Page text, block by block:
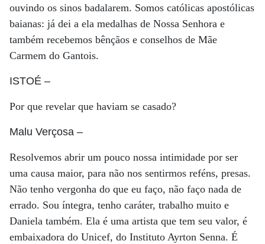
ouvindo os sinos badalarem. Somos católicas apostólicas
baianas: já dei a ela medalhas de Nossa Senhora e
também recebemos bênçãos e conselhos de Mãe
Carmem do Gantois.
ISTOÉ –
Por que revelar que haviam se casado?
Malu Verçosa –
Resolvemos abrir um pouco nossa intimidade por ser
uma causa maior, para não nos sentirmos reféns, presas.
Não tenho vergonha do que eu faço, não faço nada de
errado. Sou íntegra, tenho caráter, trabalho muito e
Daniela também. Ela é uma artista que tem seu valor, é
embaixadora do Unicef, do Instituto Ayrton Senna. É